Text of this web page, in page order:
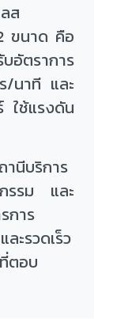
ส
ขนาด คือ
อัตราการ
/นาที และ
ใช้แรงดัน
านีบริการ
รรม และ
การ
ะรวดเร็ว
ตอบ